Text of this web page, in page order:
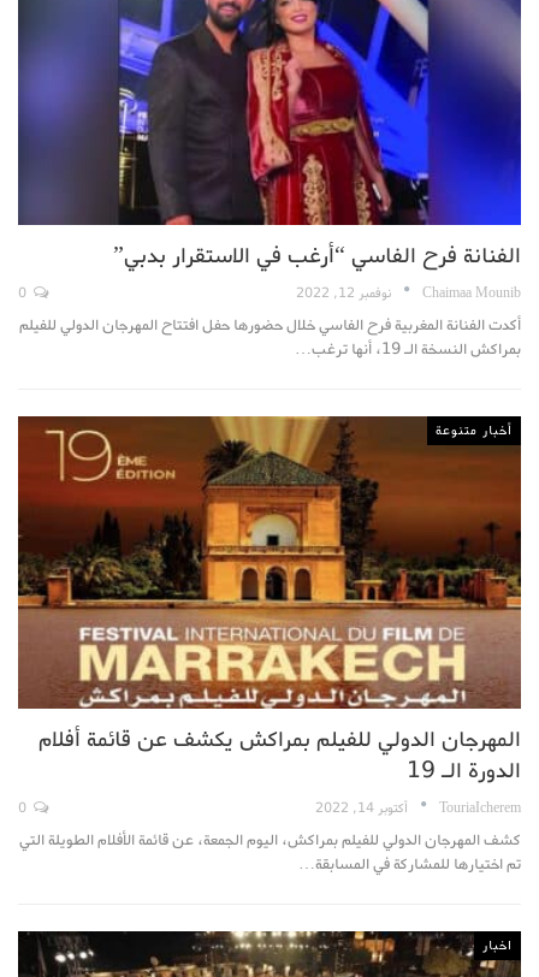
الفنانة فرح الفاسي “أرغب في الاستقرار بدبي”
Chaimaa Mounib نوفمبر 12, 2022
أكدت الفنانة المغربية فرح الفاسي خلال حضورها حفل افتتاح المهرجان الدولي للفيلم
بمراكش النسخة الـ 19، أنها ترغب
…
أخبار متنوعة
المهرجان الدولي للفيلم بمراكش يكشف عن قائمة أفلام
الدورة الـ 19
TouriaIcherem أكتوبر 14, 2022
كشف المهرجان الدولي للفيلم بمراكش، اليوم الجمعة، عن قائمة الأفلام الطويلة التي
تم اختيارها للمشاركة في المسابقة…
اخبار